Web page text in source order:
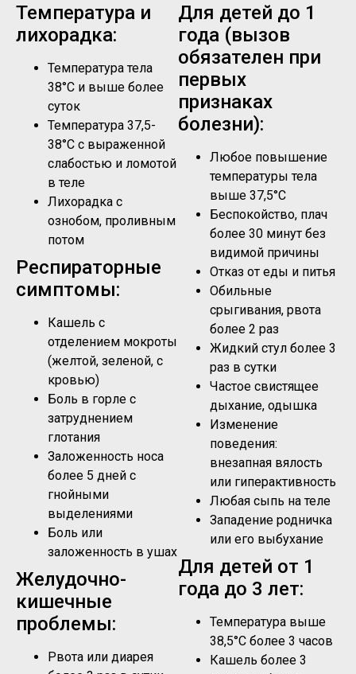
Температура и
лихорадка:
Температура тела
38°C и выше более
суток
Температура 37,5-
38°C с выраженной
слабостью и ломотой
в теле
Лихорадка с
ознобом, проливным
потом
Респираторные
симптомы:
Кашель с
отделением мокроты
(желтой, зеленой, с
кровью)
Боль в горле с
затруднением
глотания
Заложенность носа
более 5 дней с
гнойными
выделениями
Боль или
заложенность в ушах
Желудочно-
кишечные
проблемы:
Рвота или диарея
Для детей до 1
года (вызов
обязателен при
первых
признаках
болезни):
Любое повышение
температуры тела
выше 37,5°C
Беспокойство, плач
более 30 минут без
видимой причины
Отказ от еды и питья
Обильные
срыгивания, рвота
более 2 раз
Жидкий стул более 3
раз в сутки
Частое свистящее
дыхание, одышка
Изменение
поведения:
внезапная вялость
или гиперактивность
Любая сыпь на теле
Западение родничка
или его выбухание
Для детей от 1
года до 3 лет:
Температура выше
38,5°C более 3 часов
Кашель более 3